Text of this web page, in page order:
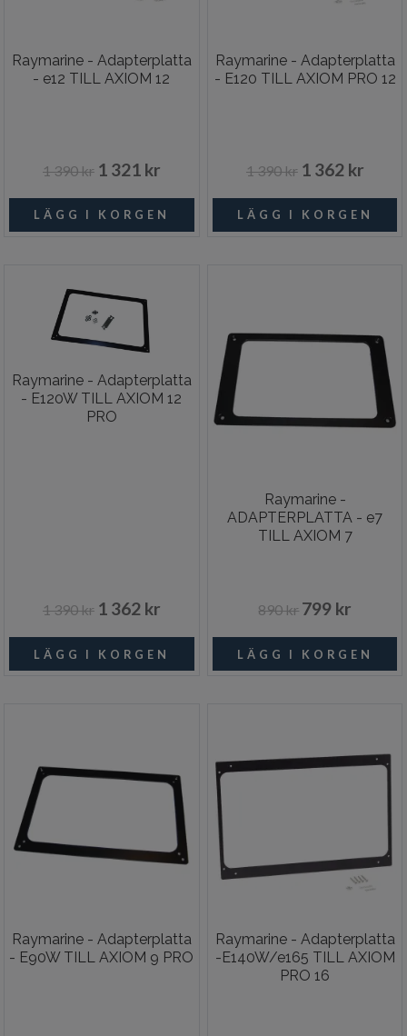
Raymarine - Adapterplatta
- e12 TILL AXIOM 12
1 390 kr 1 321 kr
Raymarine - Adapterplatta
- E120 TILL AXIOM PRO 12
1 390 kr 1 362 kr
Raymarine - Adapterplatta
- E120W TILL AXIOM 12
PRO
1 390 kr 1 362 kr
Raymarine -
ADAPTERPLATTA - e7
TILL AXIOM 7
890 kr 799 kr
Raymarine - Adapterplatta
- E90W TILL AXIOM 9 PRO
Raymarine - Adapterplatta
-E140W/e165 TILL AXIOM
PRO 16